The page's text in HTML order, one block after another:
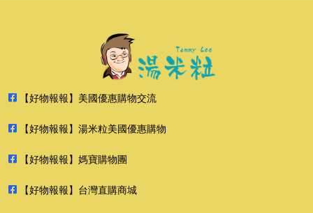
【好物報報】美國優惠購物交流
【好物報報】湯米粒美國優惠購物
【好物報報】媽寶購物團
【好物報報】台灣直購商城